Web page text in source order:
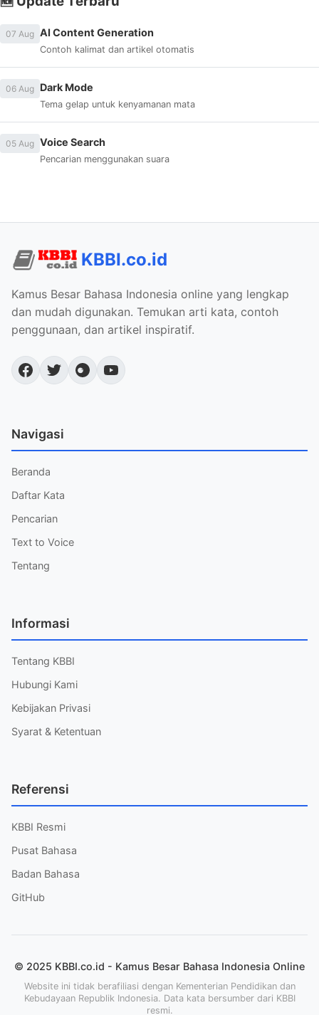
07 Aug AI Content Generation
Contoh kalimat dan artikel otomatis
06 Aug Dark Mode
Tema gelap untuk kenyamanan mata
05 Aug Voice Search
Pencarian menggunakan suara
KBBI.co.id
Kamus Besar Bahasa Indonesia online yang lengkap
dan mudah digunakan. Temukan arti kata, contoh
penggunaan, dan artikel inspiratif.
Navigasi
Beranda
Daftar Kata
Pencarian
Text to Voice
Tentang
Informasi
Tentang KBBI
Hubungi Kami
Kebijakan Privasi
Syarat & Ketentuan
Referensi
KBBI Resmi
Pusat Bahasa
Badan Bahasa
GitHub
© 2025 KBBI.co.id - Kamus Besar Bahasa Indonesia Online
Website ini tidak berafiliasi dengan Kementerian Pendidikan dan
Kebudayaan Republik Indonesia. Data kata bersumber dari KBBI
resmi.